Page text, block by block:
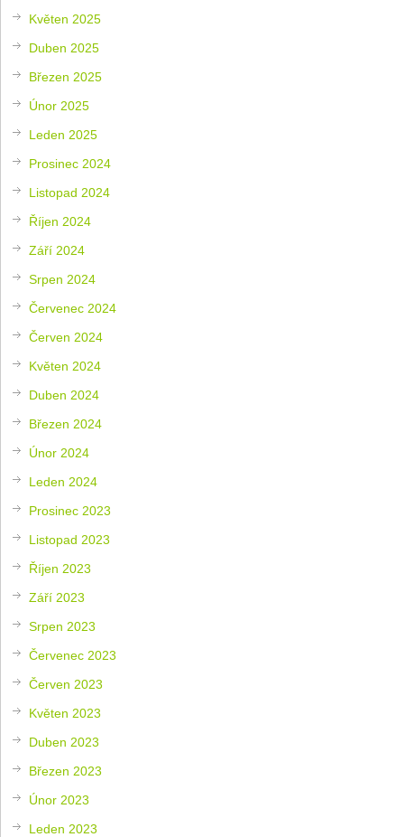
Květen 2025
Duben 2025
Březen 2025
Únor 2025
Leden 2025
Prosinec 2024
Listopad 2024
Říjen 2024
Září 2024
Srpen 2024
Červenec 2024
Červen 2024
Květen 2024
Duben 2024
Březen 2024
Únor 2024
Leden 2024
Prosinec 2023
Listopad 2023
Říjen 2023
Září 2023
Srpen 2023
Červenec 2023
Červen 2023
Květen 2023
Duben 2023
Březen 2023
Únor 2023
Leden 2023